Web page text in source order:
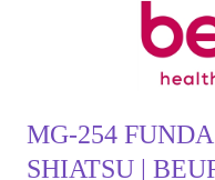
MG-254
SHIATSU |